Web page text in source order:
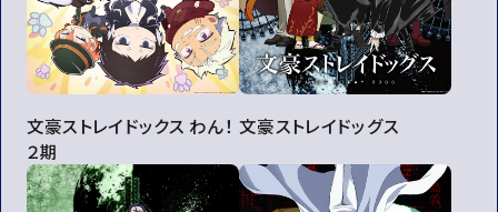
文豪ストレイドックス わん！
２期
文豪ストレイドッグス